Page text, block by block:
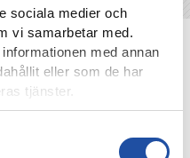
sociala medier och
vi samarbetar med.
med annan
eller som de har
tjänster.